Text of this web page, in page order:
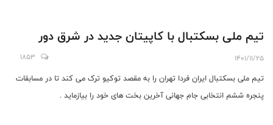
تیم ملی بسکتبال با کاپیتان جدید در شرق دور
1401/11/25
1853
تیم ملی بسکتبال ایران فردا تهران را به مقصد توکیو ترک می کند تا در مسابقات
پنجره ششم انتخابی جام جهانی آخرین بخت های خود را بیازماید .